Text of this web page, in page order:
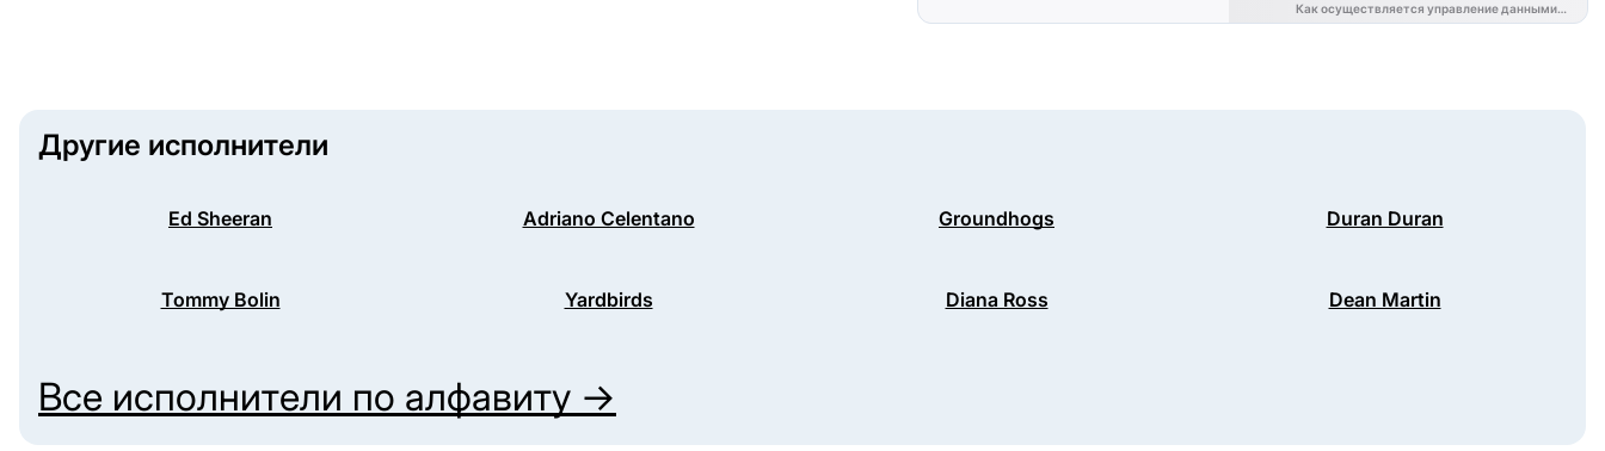
Другие исполнители
Ed Sheeran Adriano Celentano Groundhogs Duran Duran
Tommy Bolin Yardbirds Diana Ross Dean Martin
Все исполнители по алфавиту →